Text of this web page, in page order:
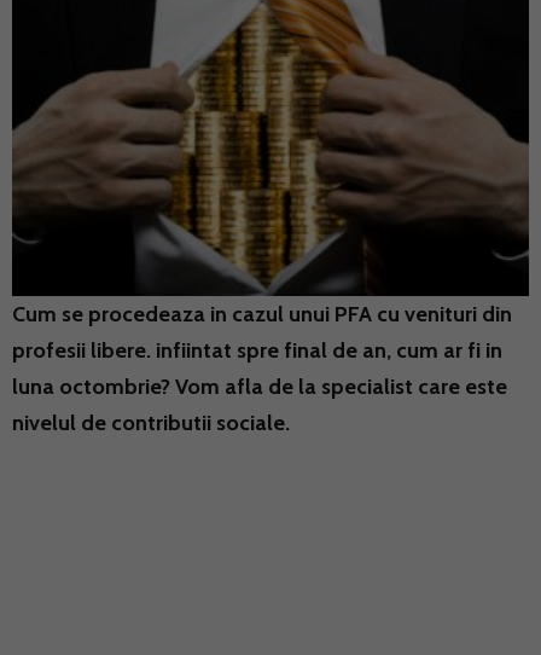
Cum se procedeaza in cazul unui PFA cu venituri din
profesii libere. infiintat spre final de an, cum ar fi in
luna octombrie? Vom afla de la specialist care este
nivelul de contributii sociale.